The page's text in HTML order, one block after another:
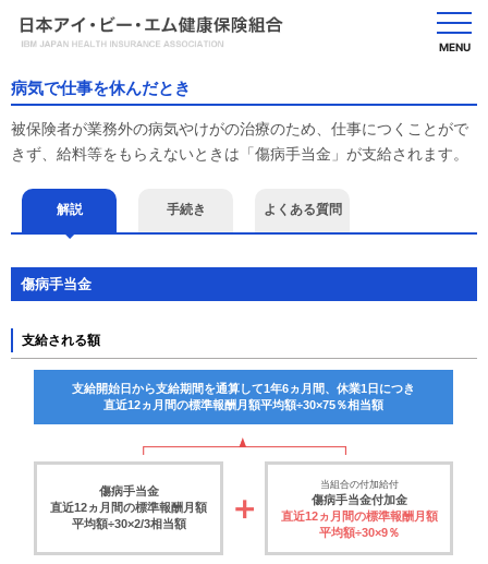
MENU
病気で仕事を休んだとき
被保険者が業務外の病気やけがの治療のため、仕事につくことがで
きず、給料等をもらえないときは「傷病手当金」が支給されます。
解説 手続き よくある質問
傷病手当金
支給される額
支給開始日から支給期間を通算して1年6ヵ月間、休業1日につき
直近12ヵ月間の標準報酬月額平均額÷30×75％相当額
傷病手当金
直近12ヵ月間の標準報酬月額
平均額÷30×2/3相当額
＋
当組合の付加給付
傷病手当金付加金
直近12ヵ月間の標準報酬月額
平均額÷30×9％